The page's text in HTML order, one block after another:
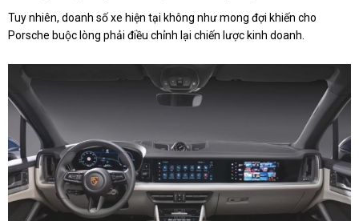
Tuy nhiên, doanh số xe hiện tại không như mong đợi khiến cho
Porsche buộc lòng phải điều chỉnh lại chiến lược kinh doanh.